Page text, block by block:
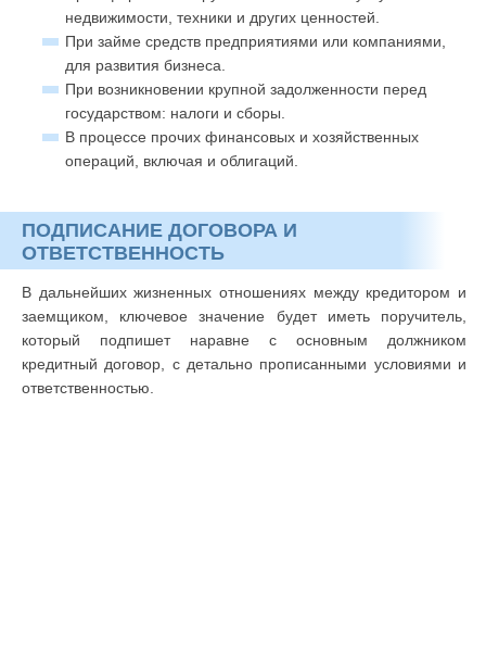
недвижимости, техники и других ценностей.
При займе средств предприятиями или компаниями,
для развития бизнеса.
При возникновении крупной задолженности перед
государством: налоги и сборы.
В процессе прочих финансовых и хозяйственных
операций, включая и облигаций.
ПОДПИСАНИЕ ДОГОВОРА И
ОТВЕТСТВЕННОСТЬ
В дальнейших жизненных отношениях между кредитором и
заемщиком, ключевое значение будет иметь поручитель,
который подпишет наравне с основным должником
кредитный договор, с детально прописанными условиями и
ответственностью.